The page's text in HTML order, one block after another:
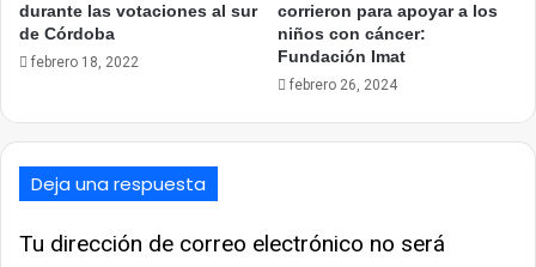
durante las votaciones al sur
de Córdoba
febrero 18, 2022
corrieron para apoyar a los
niños con cáncer:
Fundación Imat
febrero 26, 2024
Deja una respuesta
Tu dirección de correo electrónico no será